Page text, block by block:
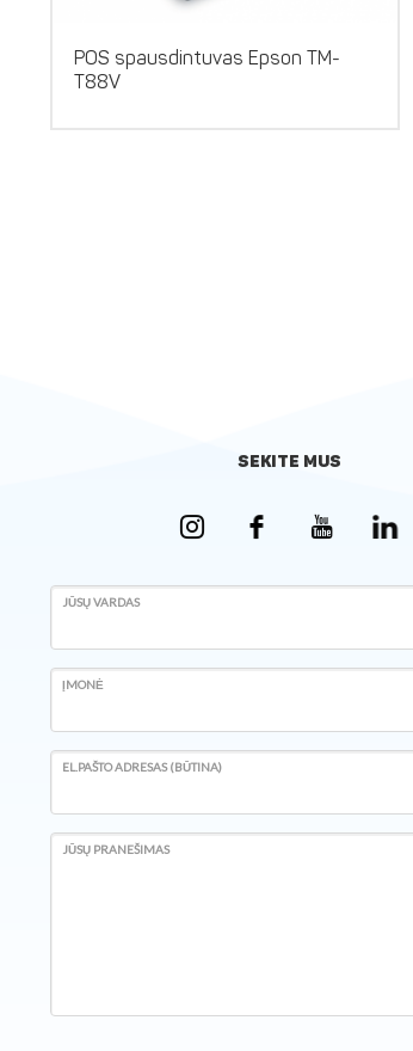
POS spausdintuvas Epson TM-
T88V
SEKITE MUS
JŪSŲ VARDAS
ĮMONĖ
EL.PAŠTO ADRESAS (BŪTINA)
JŪSŲ PRANEŠIMAS